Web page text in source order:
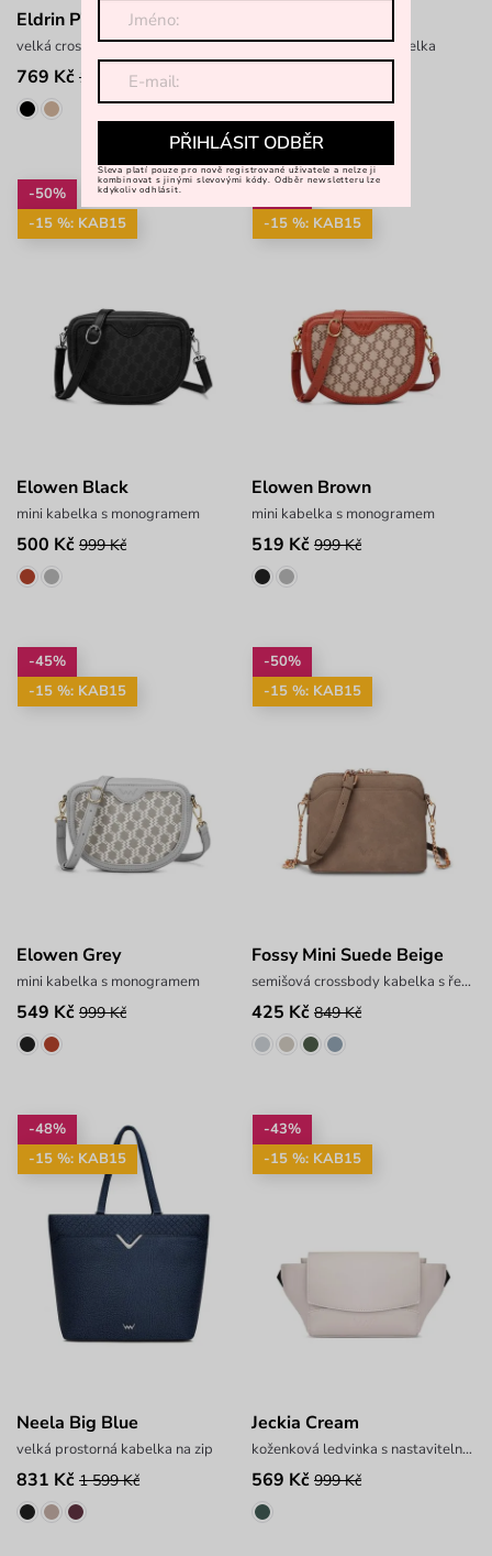
Eldrin Pink
velká crossbody kabelka
769 Kč 1 399 Kč
elegantní crossbody kabelka
-50%
-15 %: KAB15
Elowen Black
mini kabelka s monogramem
500 Kč 999 Kč
-15 %: KAB15
Elowen Brown
mini kabelka s monogramem
519 Kč 999 Kč
-45%
-15 %: KAB15
Elowen Grey
mini kabelka s monogramem
549 Kč 999 Kč
-50%
-15 %: KAB15
Fossy Mini Suede Beige
semišová crossbody kabelka s řetízkem
425 Kč 849 Kč
-48%
-15 %: KAB15
Neela Big Blue
velká prostorná kabelka na zip
831 Kč 1 599 Kč
-43%
-15 %: KAB15
Jeckia Cream
koženková ledvinka s nastavitelným popruhem
569 Kč 999 Kč
PŘIHLÁSIT ODBĚR
Sleva platí pouze pro nově registrované uživatele a nelze ji
kombinovat s jinými slevovými kódy. Odběr newsletteru lze
kdykoliv odhlásit.